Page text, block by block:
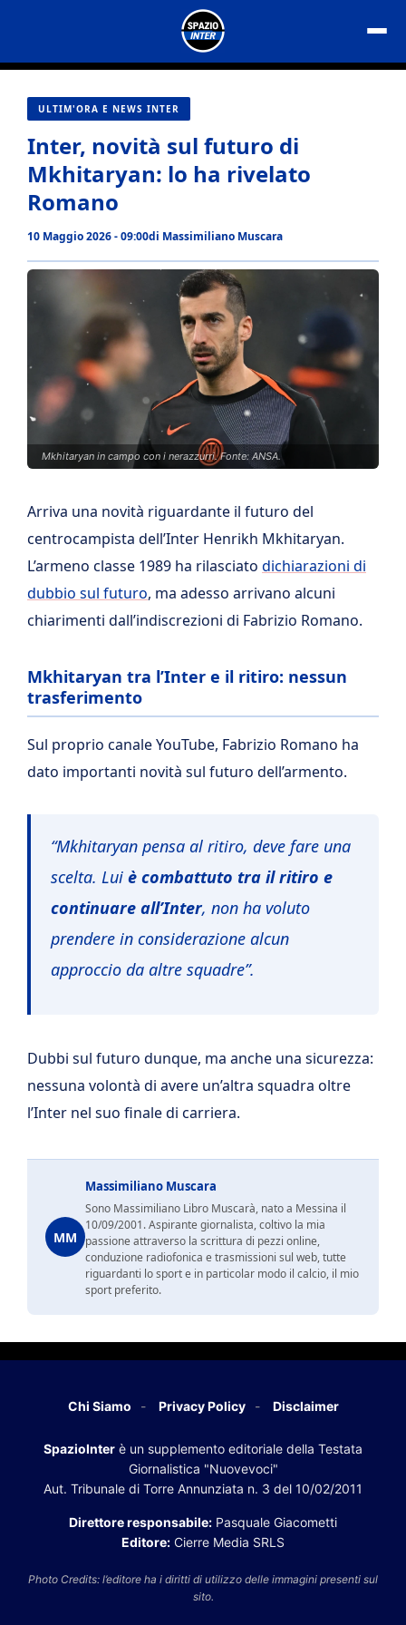
contenuto
ULTIM'ORA E NEWS INTER
Inter, novità sul futuro di
Mkhitaryan: lo ha rivelato
Romano
10 Maggio 2026 - 09:00di Massimiliano Muscara
Mkhitaryan in campo con i nerazzurri. Fonte: ANSA.
Arriva una novità riguardante il futuro del
centrocampista dell’Inter Henrikh Mkhitaryan.
L’armeno classe 1989 ha rilasciato dichiarazioni di
dubbio sul futuro, ma adesso arrivano alcuni
chiarimenti dall’indiscrezioni di Fabrizio Romano.
Mkhitaryan tra l’Inter e il ritiro: nessun
trasferimento
Sul proprio canale YouTube, Fabrizio Romano ha
dato importanti novità sul futuro dell’armento.
“Mkhitaryan pensa al ritiro, deve fare una
scelta. Lui è combattuto tra il ritiro e
continuare all’Inter, non ha voluto
prendere in considerazione alcun
approccio da altre squadre”.
Dubbi sul futuro dunque, ma anche una sicurezza:
nessuna volontà di avere un’altra squadra oltre
l’Inter nel suo finale di carriera.
MM
Massimiliano Muscara
Sono Massimiliano Libro Muscarà, nato a Messina il
10/09/2001. Aspirante giornalista, coltivo la mia
passione attraverso la scrittura di pezzi online,
conduzione radiofonica e trasmissioni sul web, tutte
riguardanti lo sport e in particolar modo il calcio, il mio
sport preferito.
Chi Siamo Privacy Policy Disclaimer
SpazioInter è un supplemento editoriale della Testata
Giornalistica "Nuovevoci"
Aut. Tribunale di Torre Annunziata n. 3 del 10/02/2011
Direttore responsabile: Pasquale Giacometti
Editore: Cierre Media SRLS
Photo Credits: l’editore ha i diritti di utilizzo delle immagini presenti sul
sito.